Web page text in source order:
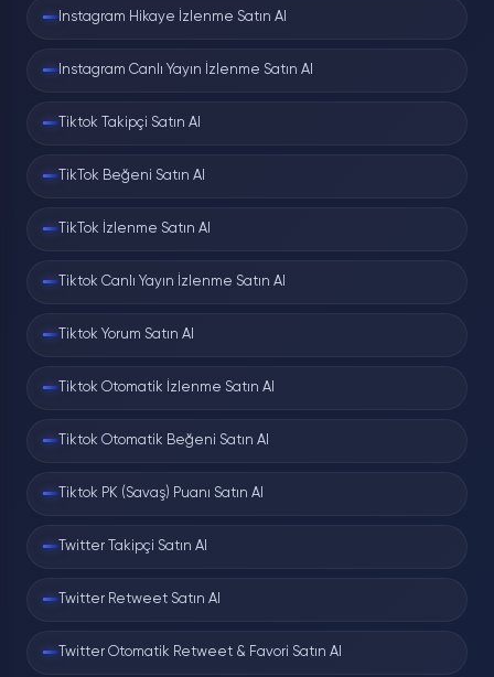
Kullanıcı adını öğrenin
adını @ işareti olmadan not edin.
Bu sayfadaki alana kullanıcı adını girin
Aktif hikâyeler listelensin
ayrımıyla listeler.
İzleyin veya indirin
İstediğiniz hikâyeye tıklayıp izleyin;
kaydedin.
Instagram Hikaye İzlenme Satın Al
Instagram Canlı Yayın İzlenme Satın Al
Tiktok Takipçi Satın Al
TikTok Beğeni Satın Al
TikTok İzlenme Satın Al
Tiktok Canlı Yayın İzlenme Satın Al
Tiktok Yorum Satın Al
Tiktok Otomatik İzlenme Satın Al
Tiktok Otomatik Beğeni Satın Al
Tiktok PK (Savaş) Puanı Satın Al
Twitter Takipçi Satın Al
Twitter Retweet Satın Al
Twitter Otomatik Retweet & Favori Satın Al